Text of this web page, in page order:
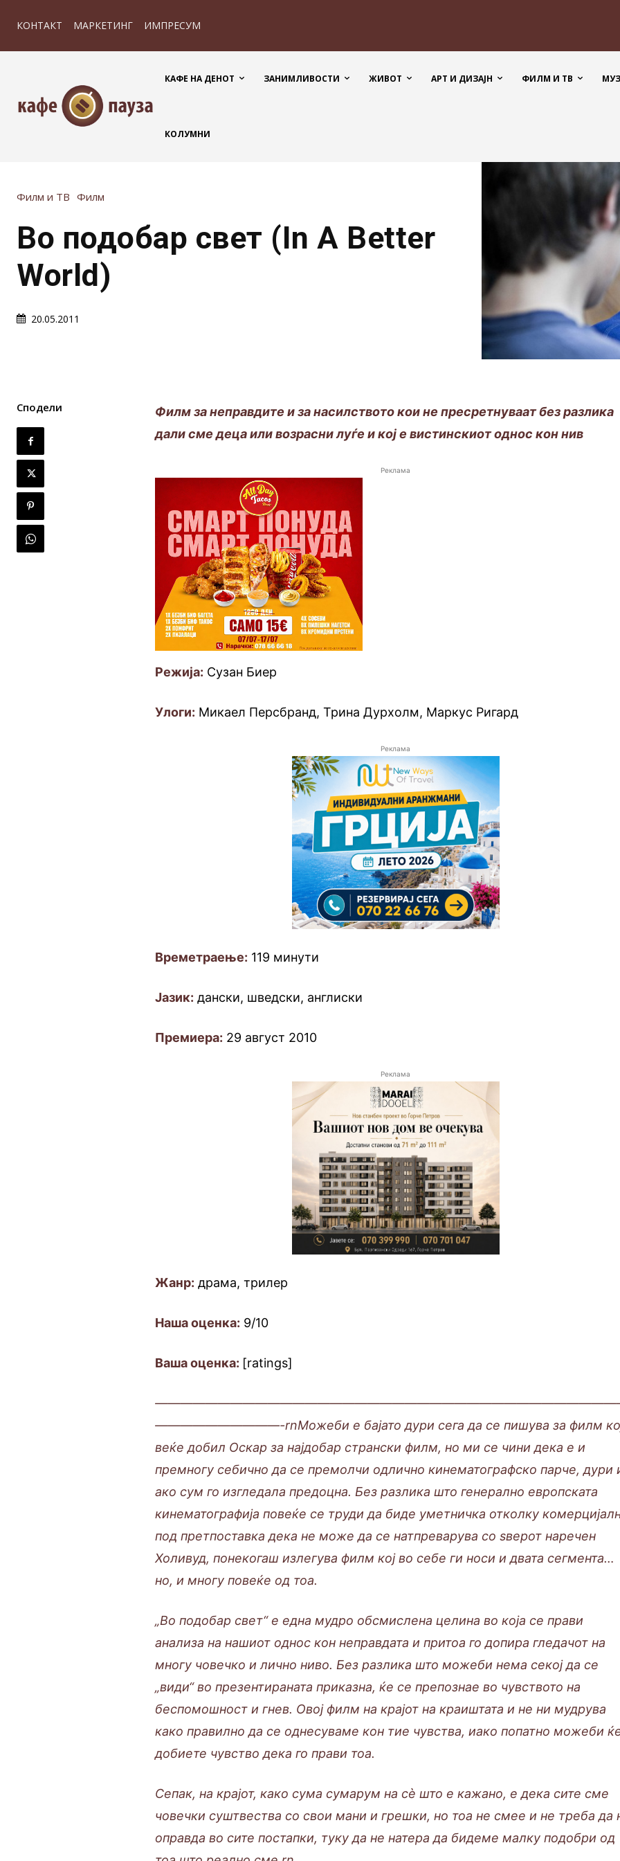
КОНТАКТ МАРКЕТИНГ ИМПРЕСУМ
КАФЕ НА ДЕНОТ ЗАНИМЛИВОСТИ ЖИВОТ АРТ И ДИЗАЈН ФИЛМ И ТВ
КОЛУМНИ
Филм и ТВ Филм
Во подобар свет (In A Better
World)
20.05.2011
Сподели
Филм за неправдите и за насилството кои не пресретнуваат без разлика
дали сме деца или возрасни луѓе и кој е вистинскиот однос кон нив
Реклама
Режија: Сузан Биер
Улоги: Микаел Персбранд, Трина Дурхолм, Маркус Ригард
Реклама
Времетраење: 119 минути
Јазик: дански, шведски, англиски
Премиера: 29 август 2010
Реклама
Жанр: драма, трилер
Наша оценка: 9/10
Ваша оценка: [ratings]
——————————-rnМожеби е бајато дури сега да се пишува за филм
веќе добил Оскар за најдобар странски филм, но ми се чини дека е и
премногу себично да се премолчи одлично кинематографско парче, дури
ако сум го изгледала предоцна. Без разлика што генерално европската
кинематографија повеќе се труди да биде уметничка отколку
под претпоставка дека не може да се натпреварува со ѕверот наречен
Холивуд, понекогаш излегува филм кој во себе ги носи и двата сегмента…
но, и многу повеќе од тоа.
„Во подобар свет“ е една мудро обсмислена целина во која се прави
анализа на нашиот однос кон неправдата и притоа го допира гледачот на
многу човечко и лично ниво. Без разлика што можеби нема секој да се
„види“ во презентираната приказна, ќе се препознае во чувството на
беспомошност и гнев. Овој филм на крајот на краиштата и не ни мудрува
како правилно да се однесуваме кон тие чувства, иако попатно можеби
добиете чувство дека го прави тоа.
Сепак, на крајот, како сума сумарум на сè што е кажано, е дека сите сме
човечки суштвества со свои мани и грешки, но тоа не смее и не треба да
оправда во сите постапки, туку да не натера да бидеме малку подобри од